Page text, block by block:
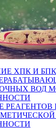
ХПК И БПК
ВОД
РЕАГЕНТОВ